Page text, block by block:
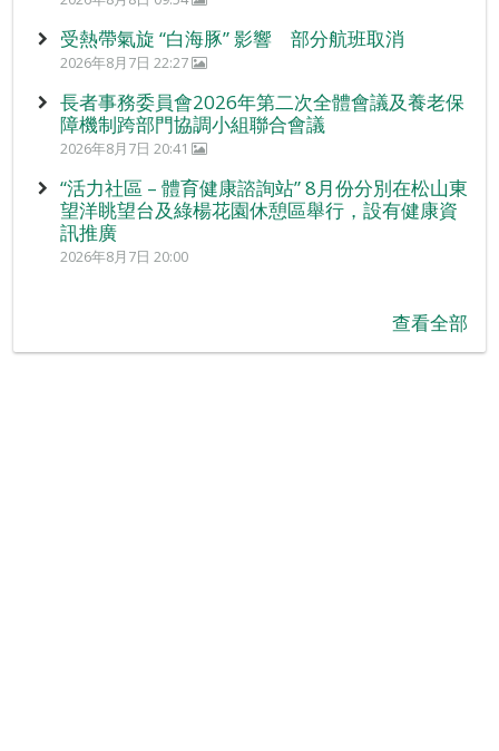
受熱帶氣旋 “白海豚” 影響 部分航班取消
2026年8月7日 22:27
長者事務委員會2026年第二次全體會議及養老保
障機制跨部門協調小組聯合會議
2026年8月7日 20:41
“活力社區 – 體育健康諮詢站” 8月份分別在松山東
望洋眺望台及綠楊花園休憩區舉行，設有健康資
訊推廣
2026年8月7日 20:00
查看全部